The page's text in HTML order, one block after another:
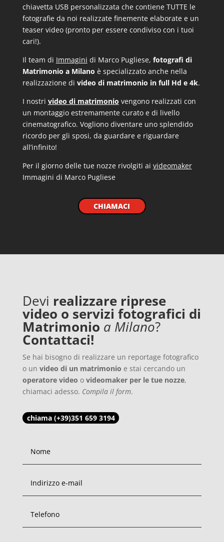
chiavetta USB personalizzata che contiene TUTTE le
fotografie da noi realizzate finemente elaborate e un
teaser video (pronto per essere condiviso con i tuoi
cari!).
Il team di Immagini di Marco Pugliese, fotografi di
Matrimonio a Milano è specializzato anche nella
realizzazione di video di matrimonio in full Hd e 4k.
I nostri video di matrimonio vengono realizzati con
un montaggio estremamente curato e di livello
cinematografico. Vogliono diventare uno splendido
ricordo per gli sposi, da guardare e riguardare
all’infinito!
Per il giorno delle tue nozze rivolgiti ai videomaker
Immagini di Marco Pugliese
CHIAMACI
Devi realizzare riprese
video o servizi fotografici di
Matrimonio a Milano?
Contattaci!
Se hai bisogno di realizzare un reportage fotografico
o un video di un matrimonio e stai cercando un
operatore video o videomaker per le tue nozze,
chiamaci adesso. Compila il form.
chiama (+39)351 659 3194